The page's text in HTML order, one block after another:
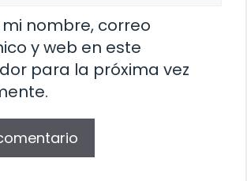
nombre, correo
y web en este
para la próxima vez